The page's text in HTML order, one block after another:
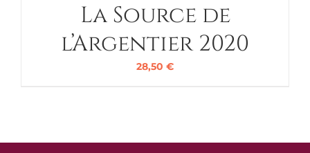
La Source de
l’Argentier 2020
28,50 €